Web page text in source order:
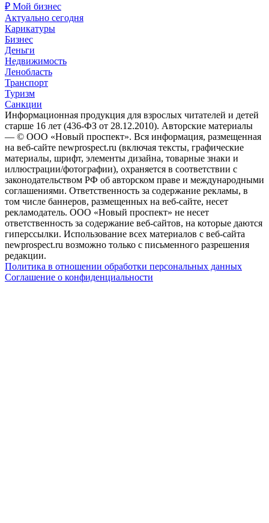
₽ Мой бизнес
Актуально сегодня
Карикатуры
Бизнес
Деньги
Недвижимость
Ленобласть
Транспорт
Туризм
Санкции
Информационная продукция для взрослых читателей и детей
старше 16 лет (436-ФЗ от 28.12.2010). Авторские материалы
— © ООО «Новый проспект». Вся информация, размещенная
на веб-сайте newprospect.ru (включая тексты, графические
материалы, шрифт, элементы дизайна, товарные знаки и
иллюстрации/фотографии), охраняется в соответствии с
законодательством РФ об авторском праве и международными
соглашениями. Ответственность за содержание рекламы, в
том числе баннеров, размещенных на веб-сайте, несет
рекламодатель. ООО «Новый проспект» не несет
ответственность за содержание веб-сайтов, на которые даются
гиперссылки. Использование всех материалов с веб-сайта
newprospect.ru возможно только с письменного разрешения
редакции.
Политика в отношении обработки персональных данных
Соглашение о конфиденциальности